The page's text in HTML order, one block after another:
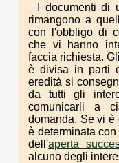
I documenti di
rimangono a
con l'obbligo di
che vi hanno
faccia richiesta.
è divisa in parti
eredità si
da tutti gli
comunicarli a
domanda. Se vi è
è determinata
dell'aperta
alcuno degli